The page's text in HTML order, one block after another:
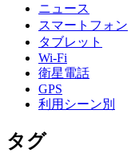
ニュース
スマートフォン
タブレット
Wi-Fi
衛星電話
GPS
利用シーン別
タグ